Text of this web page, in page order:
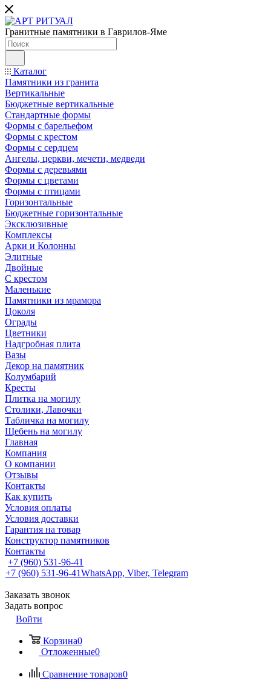
Гранитные памятники в Гаврилов-Яме
Каталог
Памятники из гранита
Вертикальные
Бюджетные вертикальные
Стандартные формы
Формы с барельефом
Формы с крестом
Формы с сердцем
Ангелы, церкви, мечети, медведи
Формы с деревьями
Формы с цветами
Формы с птицами
Горизонтальные
Бюджетные горизонтальные
Эксклюзивные
Комплексы
Арки и Колонны
Элитные
Двойные
С крестом
Маленькие
Памятники из мрамора
Цоколя
Ограды
Цветники
Надгробная плита
Вазы
Декор на памятник
Колумбарий
Кресты
Плитка на могилу
Столики, Лавочки
Табличка на могилу
Щебень на могилу
Главная
Компания
О компании
Отзывы
Контакты
Как купить
Условия оплаты
Условия доставки
Гарантия на товар
Конструктор памятников
Контакты
+7 (960) 531-96-41
+7 (960) 531-96-41WhatsApp, Viber, Telegram
Заказать звонок
Задать вопрос
Войти
Корзина0
Отложенные0
Сравнение товаров0